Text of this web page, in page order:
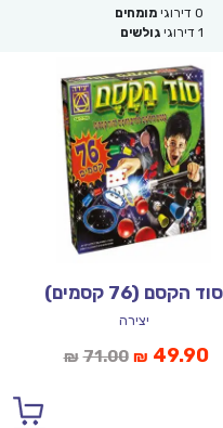
0 דירוגי מומחים
1 דירוגי גולשים
סוד הקסם (76 קסמים)
יצירה
₪ 71.00המחיר
₪ 49.90